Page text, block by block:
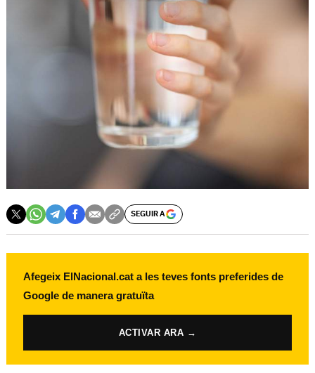
SEGUIR A
Afegeix ElNacional.cat a les teves fonts preferides de
Google de manera gratuïta
ACTIVAR ARA →